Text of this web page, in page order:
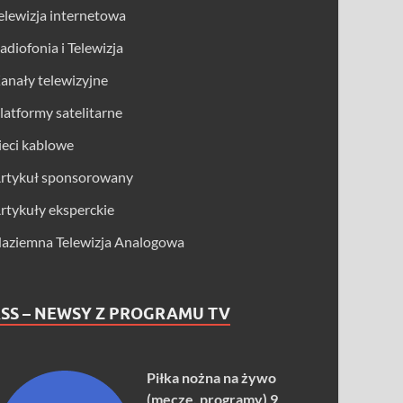
internetowa
i Telewizja
telewizyjne
satelitarne
kablowe
sponsorowany
eksperckie
Telewizja Analogowa
– NEWSY Z PROGRAMU TV
Piłka nożna na żywo
(mecze, programy) 9